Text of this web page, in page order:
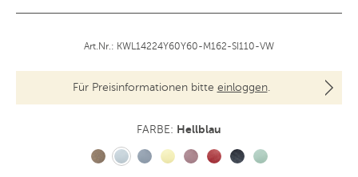
Art.Nr.: KWL14224Y60Y60-M162-SI110-VW
Für Preisinformationen bitte einloggen.
FARBE: Hellblau